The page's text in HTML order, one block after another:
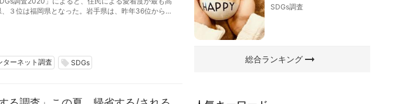
３位は福岡県となった。岩手県は、昨年36位から今
ターネット調査 local_offer SDGs
【幸福度調査2026】
SDGs調査
総合ランキングarrow_right_alt